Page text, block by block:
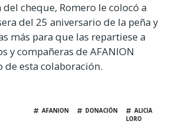
del cheque, Romero le colocó a
del 25 aniversario de la peña y
más para que las repartiese a
y compañeras de AFANION
esta colaboración.
AFANION DONACIÓN
ALICIA
LORO